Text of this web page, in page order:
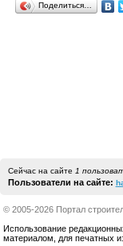
Поделиться…
Сейчас на сайте 1
Пользователи на сайте:
© 2005-2026 Портал
Использование
материалом, для печатных